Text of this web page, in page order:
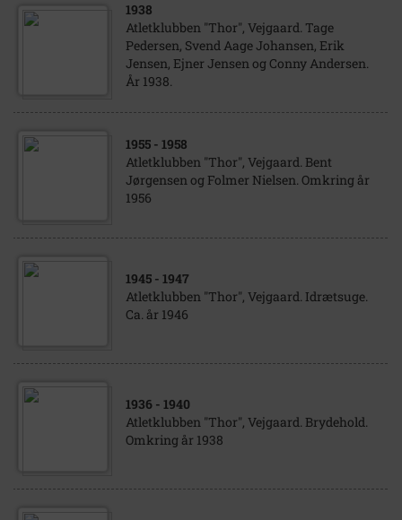
1938
Atletklubben "Thor", Vejgaard. Tage
Pedersen, Svend Aage Johansen, Erik
Jensen, Ejner Jensen og Conny Andersen.
År 1938.
1955 - 1958
Atletklubben "Thor", Vejgaard. Bent
Jørgensen og Folmer Nielsen. Omkring år
1956
1945 - 1947
Atletklubben "Thor", Vejgaard. Idrætsuge.
Ca. år 1946
1936 - 1940
Atletklubben "Thor", Vejgaard. Brydehold.
Omkring år 1938